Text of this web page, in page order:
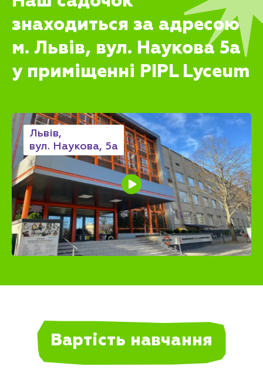
знаходиться за адресою
м. Львів, вул. Наукова 5а
у приміщенні PIPL Lyceum
Львів,
вул. Наукова, 5а
Вартість навчання